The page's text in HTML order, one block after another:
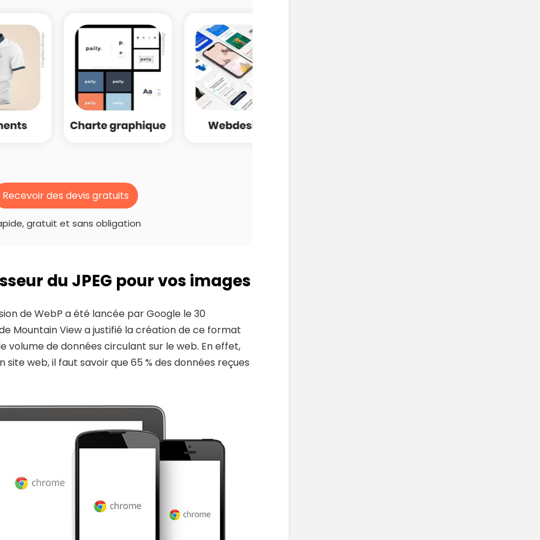
Recevoir des devis gratuits
gratuit et sans obligation
du JPEG pour vos images
de WebP a été lancée par Google le 30
Mountain View a justifié la création de ce format
volume de données circulant sur le web. En effet,
site web, il faut savoir que 65 % des données reçues